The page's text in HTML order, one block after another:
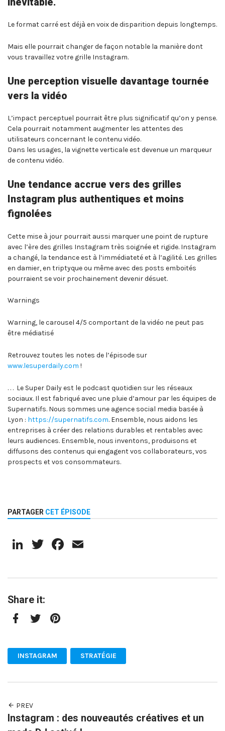
Le format carré est déjà en voix de disparition depuis longtemps.
Mais elle pourrait changer de façon notable la manière dont
vous travaillez votre grille Instagram.
Une perception visuelle davantage tournée
vers la vidéo
L’impact perceptuel pourrait être plus significatif qu’on y pense.
Cela pourrait notamment augmenter les attentes des
utilisateurs concernant le contenu vidéo.
Dans les usages, la vignette verticale est devenue un marqueur
de contenu vidéo.
Une tendance accrue vers des grilles
Instagram plus authentiques et moins
fignolées
Cette mise à jour pourrait aussi marquer une point de rupture
avec l’ère des grilles Instagram très soignée et rigide. Instagram
a changé, la tendance est à l’immédiateté et à l’agilité. Les grilles
en damier, en triptyque ou même avec des posts emboités
pourraient se voir prochainement devenir désuet.
Warnings
Warning, le carousel 4/5 comportant de la vidéo ne peut pas
être médiatisé
Retrouvez toutes les notes de l’épisode sur
www.lesuperdaily.com !
. . . Le Super Daily est le podcast quotidien sur les réseaux
sociaux. Il est fabriqué avec une pluie d’amour par les équipes de
Supernatifs. Nous sommes une agence social media basée à
Lyon : https://supernatifs.com. Ensemble, nous aidons les
entreprises à créer des relations durables et rentables avec
leurs audiences. Ensemble, nous inventons, produisons et
diffusons des contenus qui engagent vos collaborateurs, vos
prospects et vos consommateurs.
PARTAGER CET ÉPISODE
LinkedIn
TwitterFacebook
Share it:
INSTAGRAM STRATÉGIE
PREV
Instagram : des nouveautés créatives et un